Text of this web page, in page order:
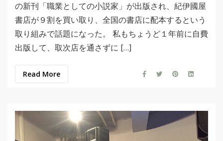
の新刊「職業としての小説家」が出版され、紀伊國屋
書店が９割を買い取り、全国の書店に配本するという
取り組みで話題になった。 私もちょうど１年前に自費
出版して、取次店を通さずに […]
Read More